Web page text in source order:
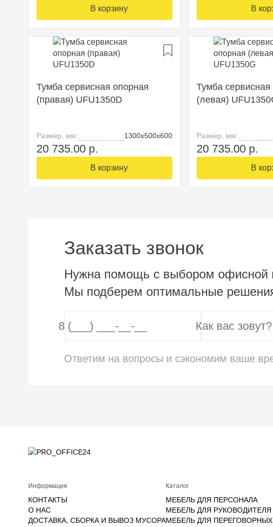
В корзину В
Тумба сервисная опорная
(правая) UFU1350D
Размер, мм: 1300х500х600
20 735.00 р.
В корзину
Тумба сервисная
(левая)
Размер, мм:
20 735.00 р.
В
Заказать звонок
Нужна помощь с выбором офисной
Мы подберем оптимальные
Ответим на вопросы и сэкономим ваше
Информация
КОНТАКТЫ
О НАС
ДОСТАВКА, СБОРКА И ВЫВОЗ МУСОРА
Каталог
МЕБЕЛЬ ДЛЯ ПЕРСОНАЛА
МЕБЕЛЬ ДЛЯ РУКОВОДИТЕЛЯ
МЕБЕЛЬ ДЛЯ ПЕРЕГОВОРНЫХ